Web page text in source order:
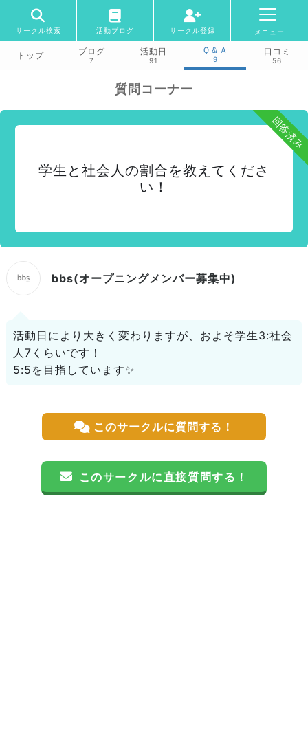
サークル検索 活動ブログ サークル登録 メニュー
トップ ブログ
7
活動日
91
Ｑ＆Ａ
9
口コミ
56
質問コーナー
回答済み
学生と社会人の割合を教えてくださ
い！
bbs(オープニングメンバー募集中)
活動日により大きく変わりますが、およそ学生3:社会
人7くらいです！
5:5を目指しています✨
このサークルに質問する！
このサークルに直接質問する！